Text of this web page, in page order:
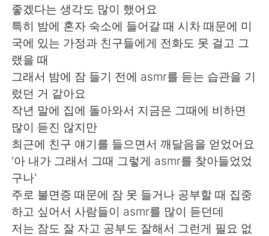
Português
좋겠다는 생각도 많이 했어요
특히 밤에 혼자 숙소에 들어갈 때 시차 때문에 미
국에 있는 가정과 친구들에게 전화도 못 걸고 그
랬을 때
그래서 밤에 잠 들기 전에 asmr를 듣는 습관을 기
렀던 거 같아요
작년 말에 집에 돌아와서 지금은 그때에 비하면
많이 듣진 않지만
최근에 친구 얘기를 들으면서 깨달음을 얻었어요
'아 내가 그래서 그때 그렇게 asmr를 찾아들었었
구나'
주로 불면증 때문에 잠 못 들거나 공부할 때 집중
하고 싶어서 사람들이 asmr를 많이 듣던데
저는 잠도 잘 자고 공부도 잘해서 그런게 필요 없